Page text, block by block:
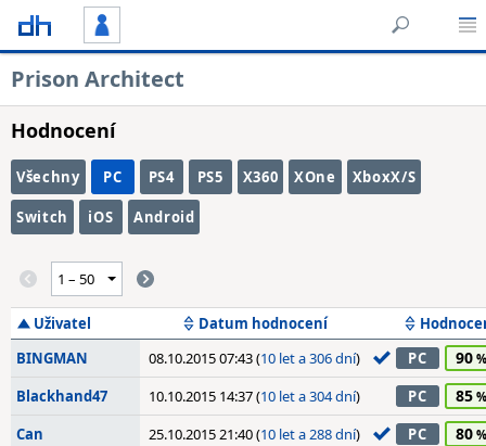
Prison Architect
Hodnocení
Všechny PC PS4 PS5 X360 XOne XboxX/S
Switch iOS Android
Uživatel Datum hodnocení
BINGMAN
08.10.2015 07:43 (10 let a 306 dní) PC 90
Blackhand47 10.10.2015 14:37 (10 let a 304 dní) PC 85
Can 25.10.2015 21:40 (10 let a 288 dní) PC 80